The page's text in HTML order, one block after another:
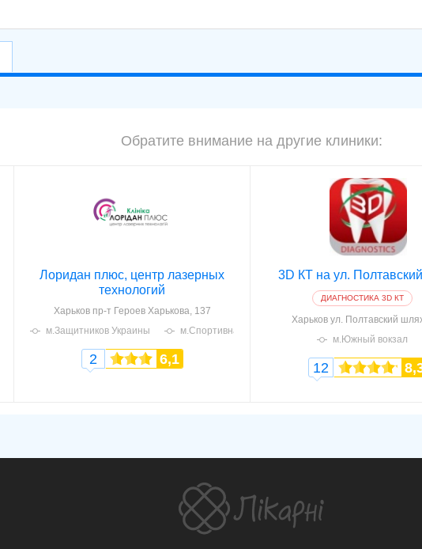
Обратите внимание на другие клиники:
Лоридан плюс, центр лазерных
технологий
Харьков пр-т Героев Харькова, 137
м.Защитников Украины
м.Спортивная
2 6,1
3D КТ на ул.
ДИАГНОСТИКА 3D КТ
Харьков ул. Полтавский
м.Южный вокзал
12